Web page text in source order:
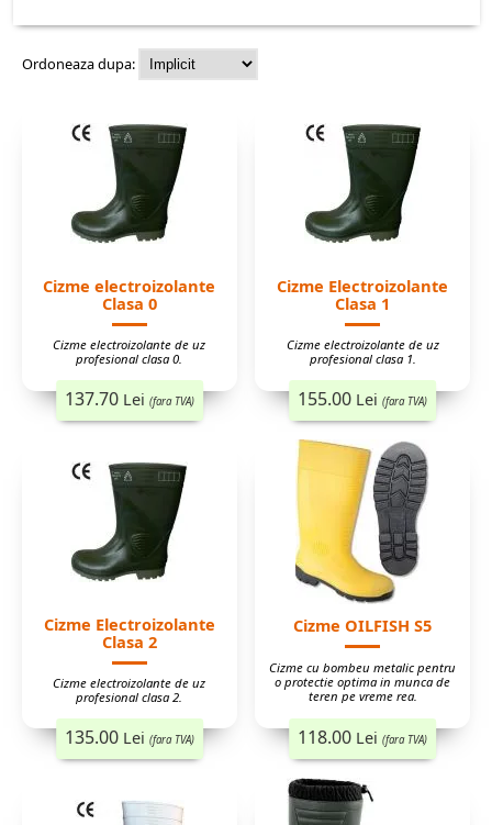
Ordoneaza dupa:
Cizme electroizolante
Clasa 0
Cizme electroizolante de uz
profesional clasa 0.
137.70 Lei (fara TVA)
Cizme Electroizolante
Clasa 1
Cizme electroizolante de uz
profesional clasa 1.
155.00 Lei (fara TVA)
Cizme Electroizolante
Clasa 2
Cizme electroizolante de uz
profesional clasa 2.
135.00 Lei (fara TVA)
Cizme OILFISH S5
Cizme cu bombeu metalic pentru
o protectie optima in munca de
teren pe vreme rea.
118.00 Lei (fara TVA)